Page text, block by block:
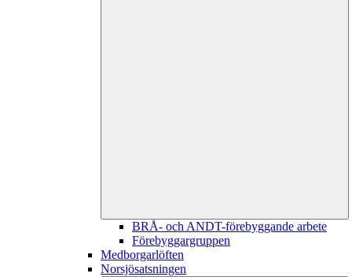
BRÅ- och ANDT-förebyggande arbete
Förebyggargruppen
Medborgarlöften
Norsjösatsningen